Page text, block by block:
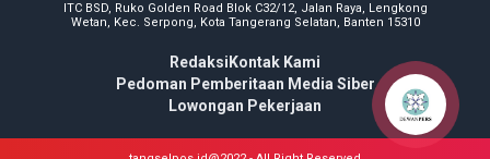
ITC BSD, Ruko Golden Road Blok C32/12, Jalan Raya, Lengkong
Wetan, Kec. Serpong, Kota Tangerang Selatan, Banten 15310
Redaksi Kontak Kami
Pedoman Pemberitaan Media Siber
Lowongan Pekerjaan